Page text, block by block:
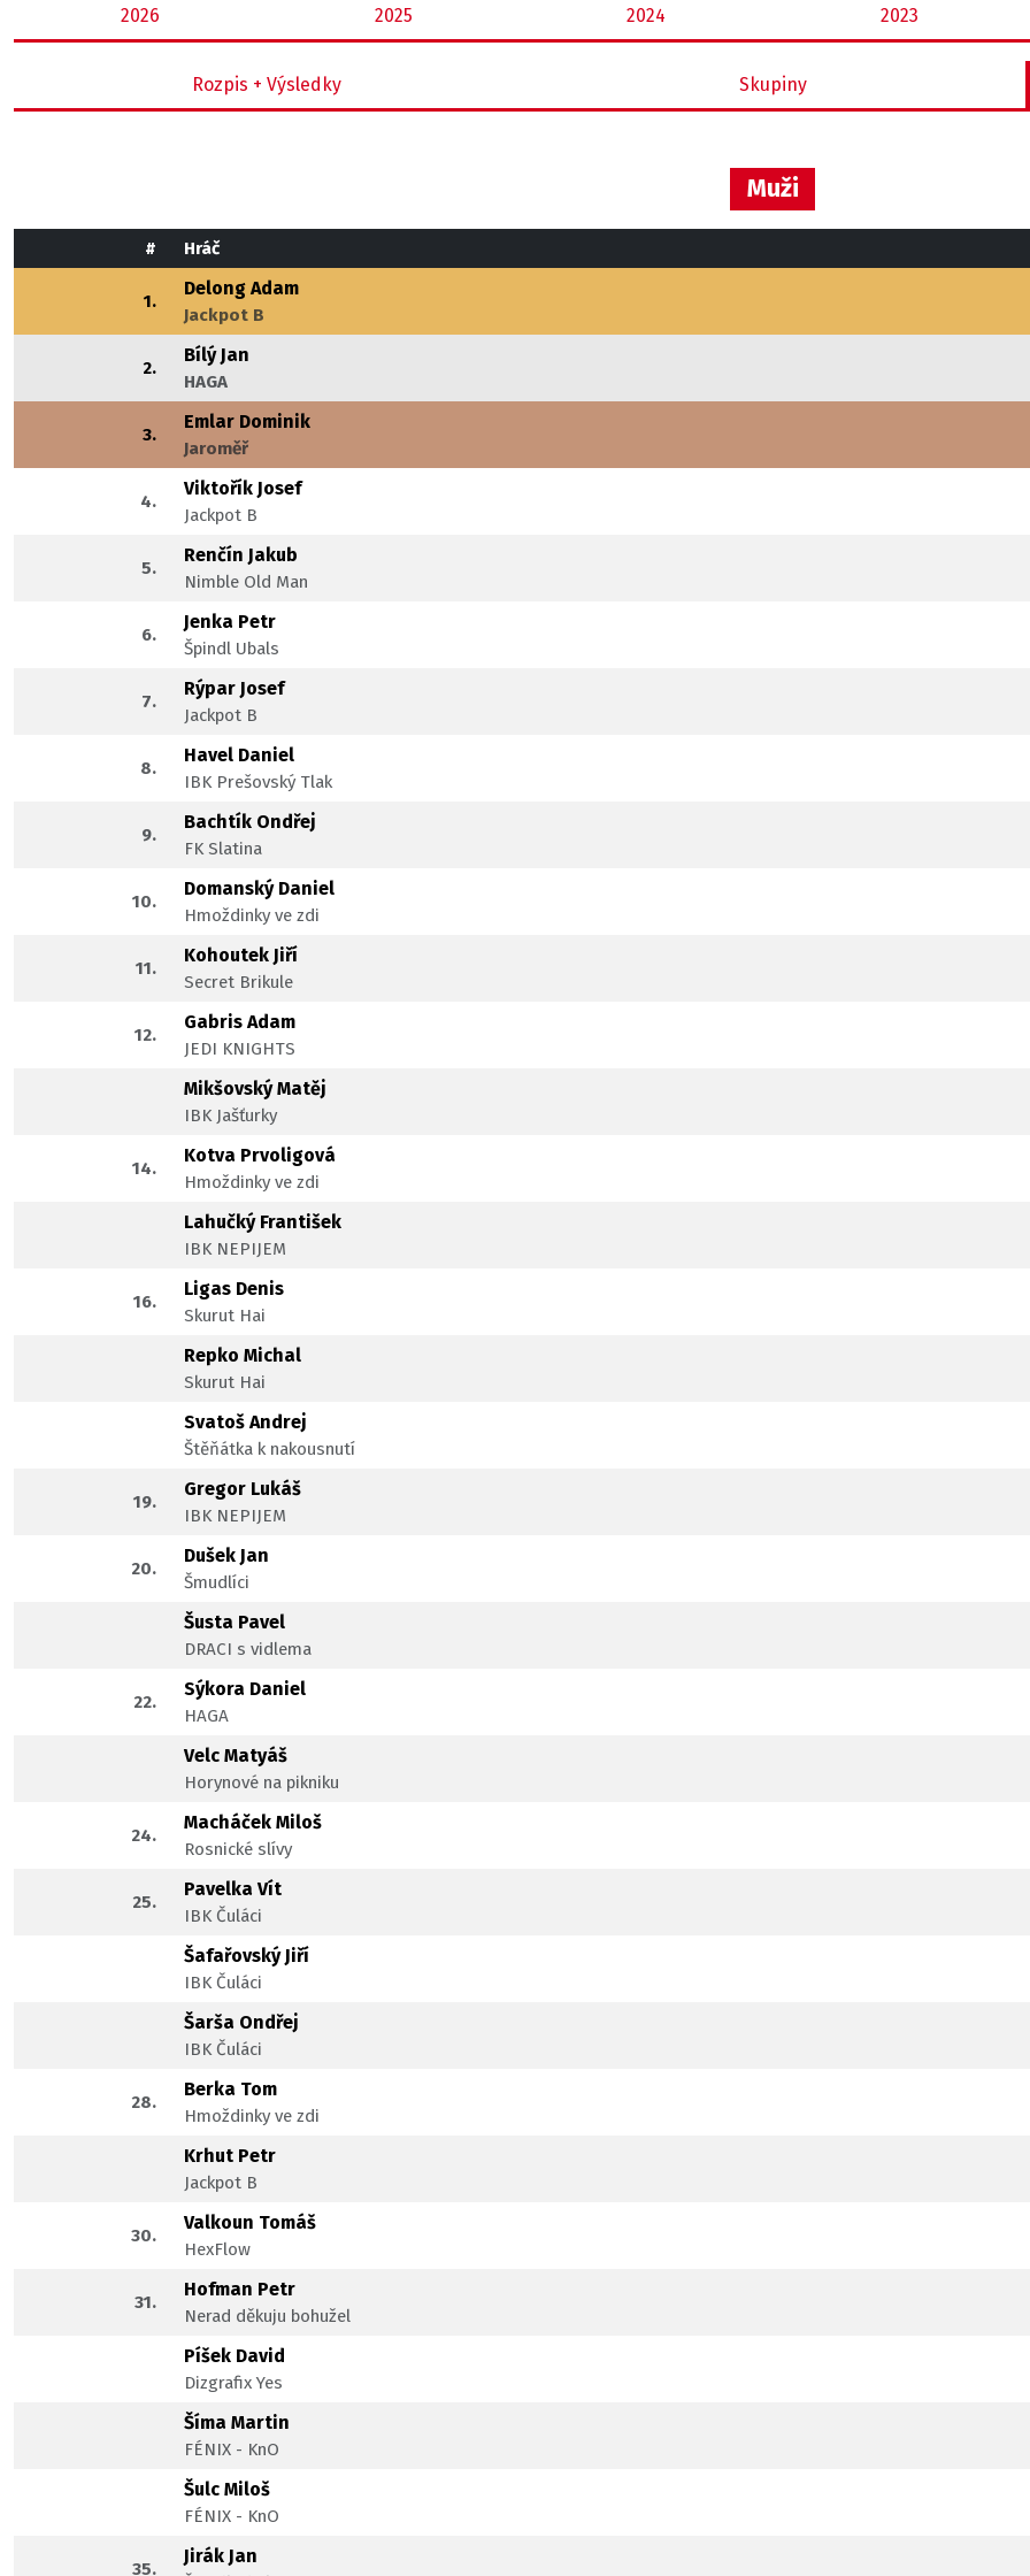
2026 2025 2024 2023
Rozpis + Výsledky Skupiny
Muži
# Hráč
1.
Delong Adam
Jackpot B
2.
Bílý Jan
HAGA
3.
Emlar Dominik
Jaroměř
4.
Viktořík Josef
Jackpot B
5.
Renčín Jakub
Nimble Old Man
6.
Jenka Petr
Špindl Ubals
7.
Rýpar Josef
Jackpot B
8.
Havel Daniel
IBK Prešovský Tlak
9.
Bachtík Ondřej
FK Slatina
10.
Domanský Daniel
Hmoždinky ve zdi
11.
Kohoutek Jiří
Secret Brikule
12.
Gabris Adam
JEDI KNIGHTS
Mikšovský Matěj
IBK Jašťurky
14.
Kotva Prvoligová
Hmoždinky ve zdi
Lahučký František
IBK NEPIJEM
16.
Ligas Denis
Skurut Hai
Repko Michal
Skurut Hai
Svatoš Andrej
Štěňátka k nakousnutí
19.
Gregor Lukáš
IBK NEPIJEM
20.
Dušek Jan
Šmudlíci
Šusta Pavel
DRACI s vidlema
22.
Sýkora Daniel
HAGA
Velc Matyáš
Horynové na pikniku
24.
Macháček Miloš
Rosnické slívy
25.
Pavelka Vít
IBK Čuláci
Šafařovský Jiří
IBK Čuláci
Šarša Ondřej
IBK Čuláci
28.
Berka Tom
Hmoždinky ve zdi
Krhut Petr
Jackpot B
30.
Valkoun Tomáš
HexFlow
31.
Hofman Petr
Nerad děkuju bohužel
Píšek David
Dizgrafix Yes
Šíma Martin
FÉNIX - KnO
Šulc Miloš
FÉNIX - KnO
35.
Jirák Jan